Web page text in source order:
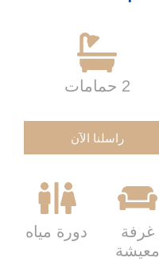
2 حمامات
راسلنا الآن
غرفة
معيشة
دورة مياه